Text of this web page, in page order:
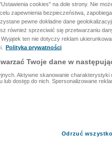
cookies" na dole strony. Nie
zapewnienia bezpieczeństwa,
pewne dokładne dane
również sprzeciwić się przetwarzaniu
ten nie dotyczy reklam
Polityka prywatności
Twoje dane w
Aktywne skanowanie charakterystyki
lub dostęp do nich. Spersonalizowane
Odrzuć wszystko